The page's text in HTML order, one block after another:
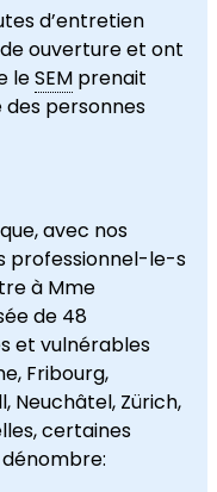
d’entretien
ouverture et ont
leSEM prenait
personnes
avec nos
professionnel-le-s
à Mme
de 48
et vulnérables
Fribourg,
Neuchâtel, Zürich,
certaines